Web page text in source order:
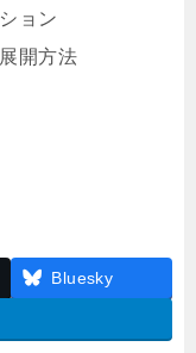
ョン
開方法
Bluesky